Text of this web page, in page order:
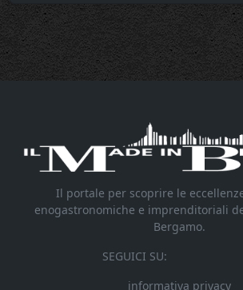
Il portale per scoprire le
enogastronomiche e imprenditoriali
Bergamo.
SEGUICI SU:
informativa privacy